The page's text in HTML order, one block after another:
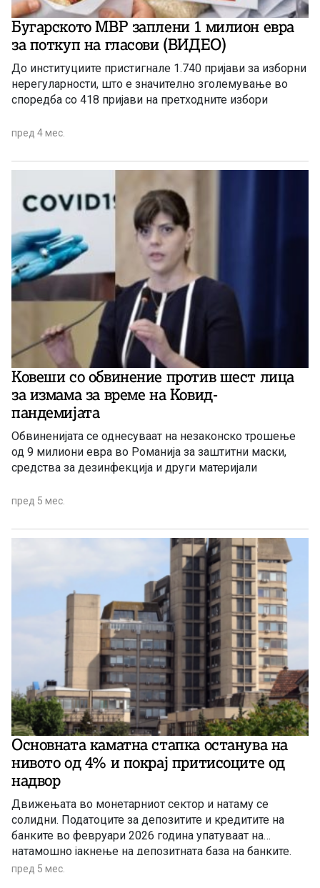
Бугарското МВР заплени 1 милион евра
за поткуп на гласови (ВИДЕО)
До институциите пристигнале 1.740 пријави за изборни
нерегуларности, што е значително зголемување во
споредба со 418 пријави на претходните избори
пред 4 мес.
Ковеши со обвинение против шест лица
за измама за време на Ковид-
пандемијата
Обвиненијата се однесуваат на незаконско трошење
од 9 милиони евра во Романија за заштитни маски,
средства за дезинфекција и други материјали
пред 5 мес.
Основната каматна стапка останува на
нивото од 4% и покрај притисоците од
надвор
Движењата во монетарниот сектор и натаму се
солидни. Податоците за депозитите и кредитите на
банките во февруари 2026 година упатуваат на
натамошно јакнење на депозитната база на банките.
Кредитната активност и натаму расте, но забавено,
пред 5 мес.